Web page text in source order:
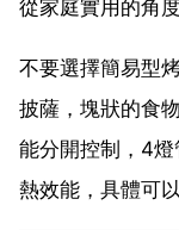
從家庭實用的角
不要選擇簡易型
披薩，塊狀的食
能分開控制，4
熱效能，具體可